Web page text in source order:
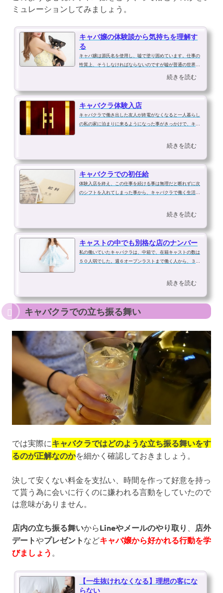
ミュレーションしてみましょう。
キャバ嬢の体験談から気持ちを理解す
る
キャバ嬢は源氏名を使用し、嘘で塗り固めています。仕事の
性質上、そうしなければならないのですが嘘が普通の世界で
す。好きでもない相手でも、好きなように見せなければなり
ませんし、楽しくなくても楽しい素振りを見せなければなら
ないのです。キャバ嬢を理解しな...
続きを読む
キャバクラ体験入店
キャバクラで働き出した友人が終電がなくなると一人暮らし
の私の家に泊まりに来るようになった事がきっかけで、キャ
続きを読む
キャバクラでの初任給
体験入店を終え、この仕事を続ける事は無理だと断れずに次
のシフトを入れてしまった事から、キャバクラで働く生活が
続きを読む
キャストの中でも別格な店のナンバー
私の働いていたキャバクラは、中箱で、在籍キャストの数は
５０人弱でした。週６オープンラストまで働く人から、３ヶ
続きを読む
キャバクラでの立ち振る舞い
では実際にキャバクラではどのような立ち振る舞いをす
るのが正解なのかを細かく確認しておきましょう。
決して安くない料金を支払い、時間を作って好意を持っ
て貰う為に会いに行くのに嫌われる言動をしていたので
は意味がありません。
店内の立ち振る舞いからLineやメールのやり取り
店外
デートやプレゼント などキャバ嬢から好かれる行動を学
びましょう 。
【一生抜けれなくなる】理想の客にな
らない